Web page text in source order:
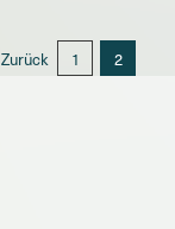
Zurück 1 2